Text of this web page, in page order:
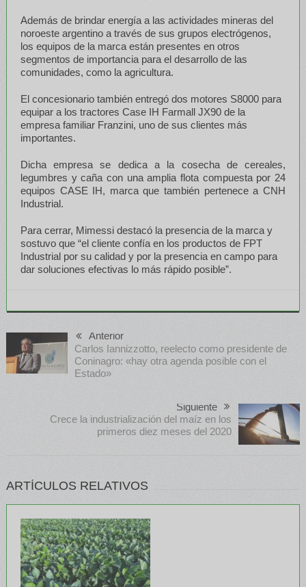
Además de brindar energía a las actividades mineras del
noroeste argentino a través de sus grupos electrógenos,
los equipos de la marca están presentes en otros
segmentos de importancia para el desarrollo de las
comunidades, como la agricultura.
El concesionario también entregó dos motores S8000 para
equipar a los tractores Case IH Farmall JX90 de la
empresa familiar Franzini, uno de sus clientes más
importantes.
Dicha empresa se dedica a la cosecha de cereales,
legumbres y caña con una amplia flota compuesta por 24
equipos CASE IH, marca que también pertenece a CNH
Industrial.
Para cerrar, Mimessi destacó la presencia de la marca y
sostuvo que “el cliente confía en los productos de FPT
Industrial por su calidad y por la presencia en campo para
dar soluciones efectivas lo más rápido posible”.
Anterior
Carlos Iannizzotto, reelecto como presidente de
Coninagro: «hay otra agenda posible con el
Estado»
Siguiente
Crece la industrialización del maíz en los
primeros diez meses del 2020
ARTÍCULOS RELATIVOS